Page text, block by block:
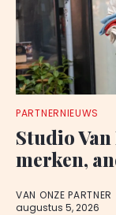
PARTNERNIEUWS
Studio
merken,
VAN ONZE PARTNER
augustus 5, 2026